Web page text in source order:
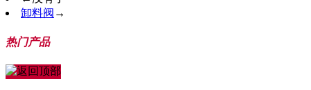
卸料阀 →
热门产品